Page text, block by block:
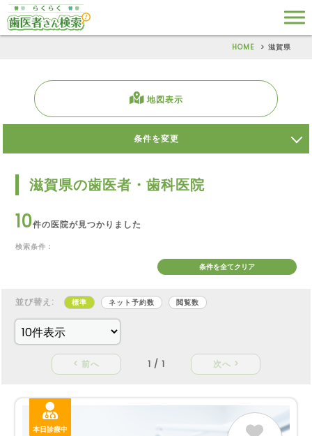
HOME 滋賀県
地図表示
条件を変更
滋賀県の歯医者・歯科医院
10件の医院が見つかりました
検索条件：
条件を全てクリア
並び替え: 標準 ネット予約数 閲覧数
< 前へ 1 / 1 次へ >
本日診療中